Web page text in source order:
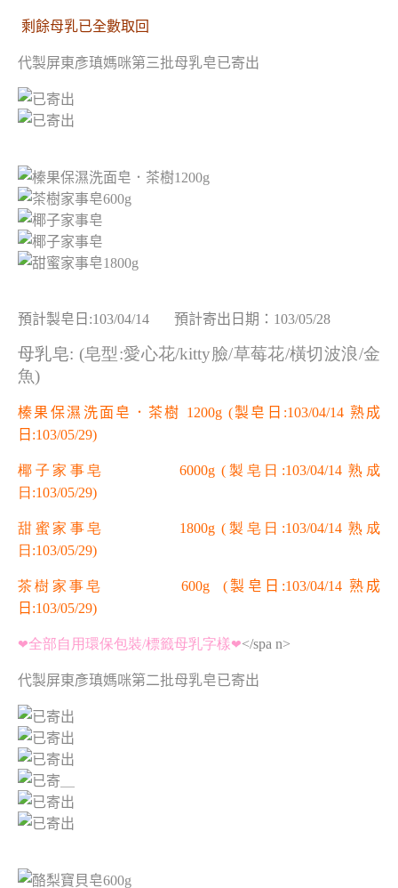
剩餘母乳已全數取回
代製屏東彥瑱媽咪第三批母乳皂已寄出
預計製皂日:103/04/14 預計寄出日期：103/05/28
母乳皂: (皂型:愛心花/kitty臉/草莓花/橫切波浪/金
魚)
榛果保濕洗面皂．茶樹 1200g (製皂日:103/04/14 熟成
日:103/05/29)
椰子家事皂 6000g(製皂日:103/04/14 熟成
日:103/05/29)
甜蜜家事皂 1800g(製皂日:103/04/14 熟成
日:103/05/29)
茶樹家事皂 600g
(製皂日:103/04/14 熟成
日:103/05/29)
❤全部自用環保包裝/標籤母乳字樣❤</spa n>
代製屏東彥瑱媽咪第二批母乳皂已寄出